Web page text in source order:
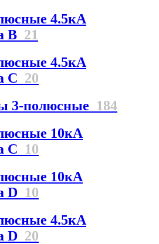
4.5кА
В 21
4.5кА
С 20
3-полюсные 184
10кА
C 10
10кА
D 10
4.5кА
D 20